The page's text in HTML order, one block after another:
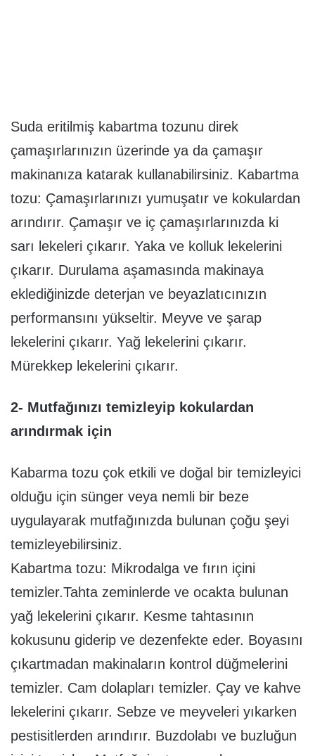
Suda eritilmiş kabartma tozunu direk
çamaşırlarınızın üzerinde ya da çamaşır
makinanıza katarak kullanabilirsiniz. Kabartma
tozu: Çamaşırlarınızı yumuşatır ve kokulardan
arındırır. Çamaşır ve iç çamaşırlarınızda ki
sarı lekeleri çıkarır. Yaka ve kolluk lekelerini
çıkarır. Durulama aşamasında makinaya
eklediğinizde deterjan ve beyazlatıcınızın
performansını yükseltir. Meyve ve şarap
lekelerini çıkarır. Yağ lekelerini çıkarır.
Mürekkep lekelerini çıkarır.
2- Mutfağınızı temizleyip kokulardan
arındırmak için
Kabarma tozu çok etkili ve doğal bir temizleyici
olduğu için sünger veya nemli bir beze
uygulayarak mutfağınızda bulunan çoğu şeyi
temizleyebilirsiniz.
Kabartma tozu: Mikrodalga ve fırın içini
temizler.Tahta zeminlerde ve ocakta bulunan
yağ lekelerini çıkarır. Kesme tahtasının
kokusunu giderip ve dezenfekte eder. Boyasını
çıkartmadan makinaların kontrol düğmelerini
temizler. Cam dolapları temizler. Çay ve kahve
lekelerini çıkarır. Sebze ve meyveleri yıkarken
pestisitlerden arındırır. Buzdolabı ve buzluğun